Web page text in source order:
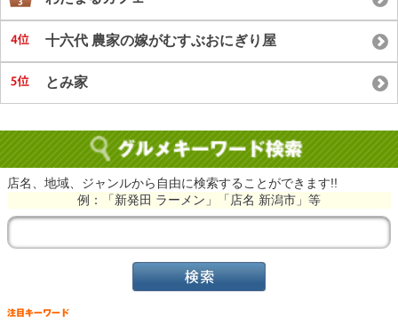
十六代 農家の嫁がむすぶおにぎり屋
とみ家
店名、地域、ジャンルから自由に検索することができます!!
例：「新発田 ラーメン」「店名 新潟市」等